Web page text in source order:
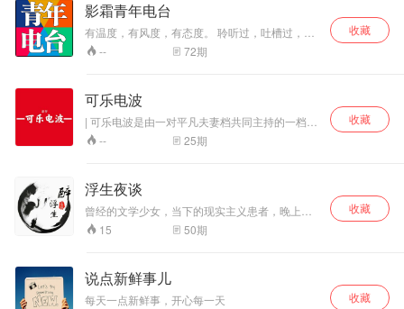
影霜青年电台
有温度，有风度，有态度。 聆听过，吐槽过，感
动过。 相随似影，诚如凝霜，这里是影霜青年电
台。 主编：繁星 主播：子鹤 烨辰 墨菲 唯尔 小凛
-- 72期
收藏
可乐电波
| 可乐电波是由一对平凡夫妻档共同主持的一档主
聊电影，兼聊柴米油盐的脱口秀杂谈类播客节
目。 | 主播二人既不是电影行业人士，也不是资
试。 | 那么，大家一起来玩吧~
-- 25期
收藏
浮生夜谈
曾经的文学少女，当下的现实主义患者，晚上和
你碎碎念，那些曾经无法释怀的事……
15 50期
收藏
说点新鲜事儿
每天一点新鲜事，开心每一天
收藏